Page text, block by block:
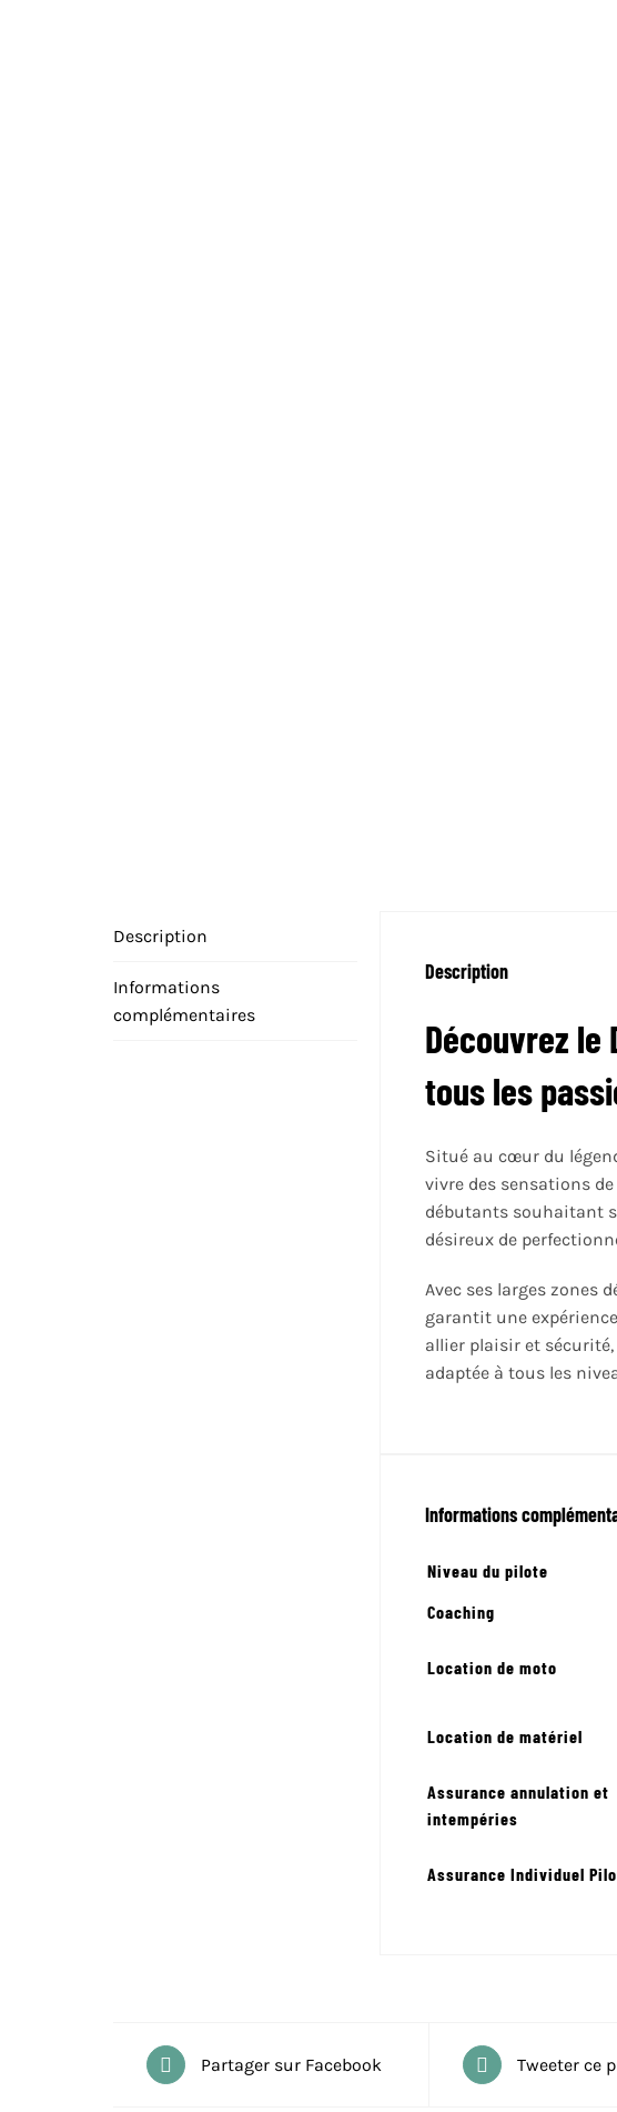
Description
Informations
complémentaires
Description
Découvrez le
tous les
Situé au cœur du
vivre des sensations
débutants souhaitant
désireux de
Avec ses larges zones
garantit une
allier plaisir et
adaptée à tous les
Informations
Niveau du pilote
Coaching
Location de moto
Location de matériel
Assurance annulation et
intempéries
Assurance Individuel
Partager sur Facebook Tweeter ce